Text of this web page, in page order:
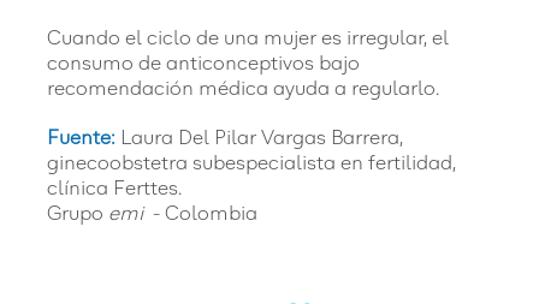
Cuando el ciclo de una mujer es irregular, el
consumo de anticonceptivos bajo
recomendación médica ayuda a regularlo.
Fuente: Laura Del Pilar Vargas Barrera,
ginecoobstetra subespecialista en fertilidad,
clínica Ferttes.
Grupo emi- Colombia